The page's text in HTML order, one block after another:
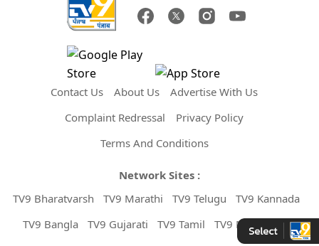
Contact Us About Us
Advertise With Us
Complaint Redressal
Privacy Policy
Terms And Conditions
Network Sites :
TV9 Bharatvarsh
TV9 Marathi TV9 Telugu
TV9 Kannada
TV9 Bangla
TV9 Gujarati TV9 Tamil
TV9 Malayalam